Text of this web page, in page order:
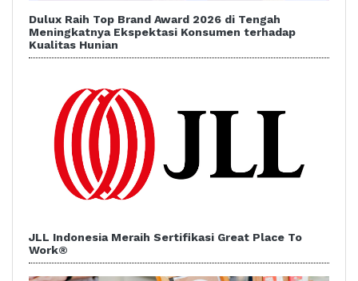
Dulux Raih Top Brand Award 2026 di Tengah
Meningkatnya Ekspektasi Konsumen terhadap
Kualitas Hunian
JLL Indonesia Meraih Sertifikasi Great Place To
Work®